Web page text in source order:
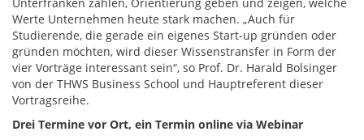
Werte Unternehmen heute stark machen. „Auch für
Studierende, die gerade ein eigenes Start-up gründen oder
gründen möchten, wird dieser Wissenstransfer in Form der
vier Vorträge interessant sein“, so Prof. Dr. Harald Bolsinger
von der THWS Business School und Hauptreferent dieser
Vortragsreihe.
Drei Termine vor Ort, ein Termin online via Webinar